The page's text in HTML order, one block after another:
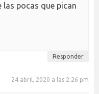
las pocas que pican
Responder
24 abril, 2020 a las 2:26 pm